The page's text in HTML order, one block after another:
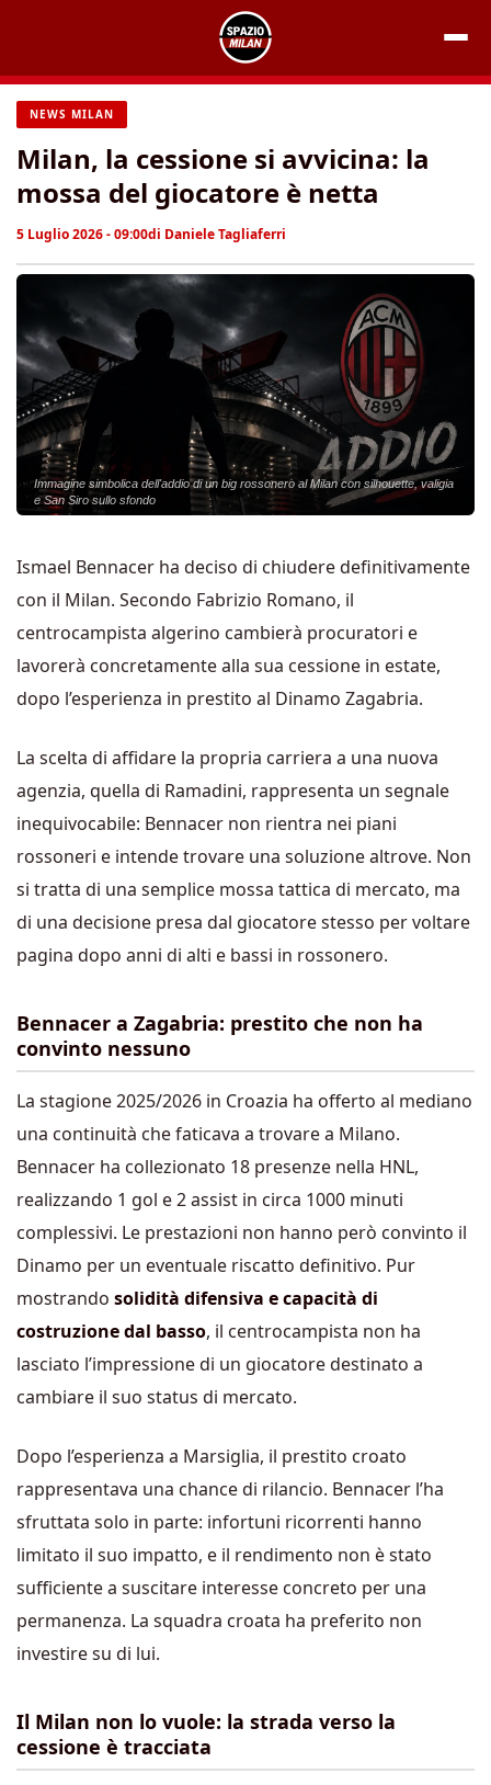
contenuto
NEWS MILAN
Milan, la cessione si avvicina: la
mossa del giocatore è netta
5 Luglio 2026 - 09:00di Daniele Tagliaferri
Immagine simbolica dell'addio di un big rossonero al Milan con silhouette, valigia
e San Siro sullo sfondo
Ismael Bennacer ha deciso di chiudere definitivamente
con il Milan. Secondo Fabrizio Romano, il
centrocampista algerino cambierà procuratori e
lavorerà concretamente alla sua cessione in estate,
dopo l’esperienza in prestito al Dinamo Zagabria.
La scelta di affidare la propria carriera a una nuova
agenzia, quella di Ramadini, rappresenta un segnale
inequivocabile: Bennacer non rientra nei piani
rossoneri e intende trovare una soluzione altrove. Non
si tratta di una semplice mossa tattica di mercato, ma
di una decisione presa dal giocatore stesso per voltare
pagina dopo anni di alti e bassi in rossonero.
Bennacer a Zagabria: prestito che non ha
convinto nessuno
La stagione 2025/2026 in Croazia ha offerto al mediano
una continuità che faticava a trovare a Milano.
Bennacer ha collezionato 18 presenze nella HNL,
realizzando 1 gol e 2 assist in circa 1000 minuti
complessivi. Le prestazioni non hanno però convinto il
Dinamo per un eventuale riscatto definitivo. Pur
mostrando solidità difensiva e capacità di
costruzione dal basso, il centrocampista non ha
lasciato l’impressione di un giocatore destinato a
cambiare il suo status di mercato.
Dopo l’esperienza a Marsiglia, il prestito croato
rappresentava una chance di rilancio. Bennacer l’ha
sfruttata solo in parte: infortuni ricorrenti hanno
limitato il suo impatto, e il rendimento non è stato
sufficiente a suscitare interesse concreto per una
permanenza. La squadra croata ha preferito non
investire su di lui.
Il Milan non lo vuole: la strada verso la
cessione è tracciata